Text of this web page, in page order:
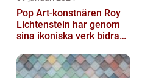
Pop Art-konstnären Roy
Lichtenstein har genom
sina ikoniska verk bidragit